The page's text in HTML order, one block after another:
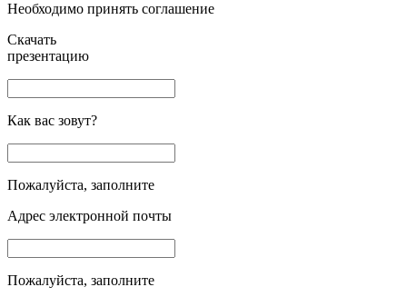
Необходимо принять соглашение
Скачать
презентацию
Как вас зовут?
Пожалуйста, заполните
Адрес электронной почты
Пожалуйста, заполните